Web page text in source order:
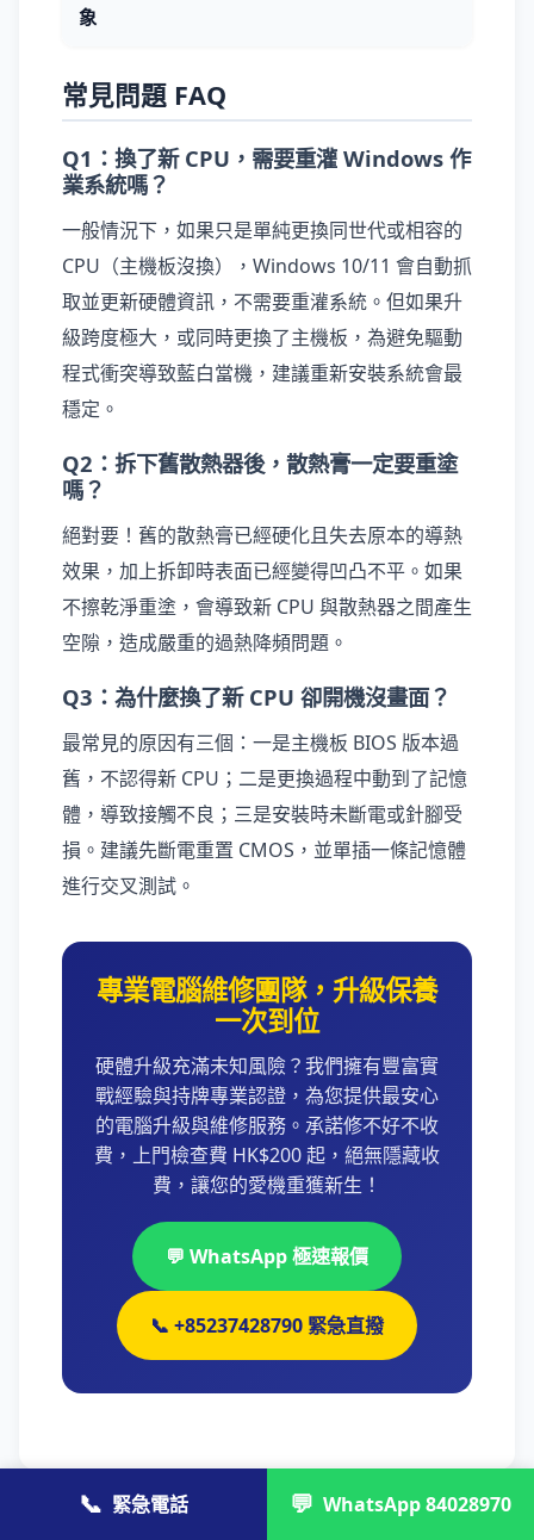
象
常見問題 FAQ
Q1：換了新 CPU，需要重灌 Windows 作
業系統嗎？
一般情況下，如果只是單純更換同世代或相容的
CPU（主機板沒換），Windows 10/11 會自動抓
取並更新硬體資訊，不需要重灌系統。但如果升
級跨度極大，或同時更換了主機板，為避免驅動
程式衝突導致藍白當機，建議重新安裝系統會最
穩定。
Q2：拆下舊散熱器後，散熱膏一定要重塗
嗎？
絕對要！舊的散熱膏已經硬化且失去原本的導熱
效果，加上拆卸時表面已經變得凹凸不平。如果
不擦乾淨重塗，會導致新 CPU 與散熱器之間產生
空隙，造成嚴重的過熱降頻問題。
Q3：為什麼換了新 CPU 卻開機沒畫面？
最常見的原因有三個：一是主機板 BIOS 版本過
舊，不認得新 CPU；二是更換過程中動到了記憶
體，導致接觸不良；三是安裝時未斷電或針腳受
損。建議先斷電重置 CMOS，並單插一條記憶體
進行交叉測試。
專業電腦維修團隊，升級保養
一次到位
硬體升級充滿未知風險？我們擁有豐富實
戰經驗與持牌專業認證，為您提供最安心
的電腦升級與維修服務。承諾修不好不收
費，上門檢查費 HK$200 起，絕無隱藏收
費，讓您的愛機重獲新生！
💬 WhatsApp 極速報價
📞 +85237428790 緊急直撥
📞 緊急電話 💬 WhatsApp 84028970